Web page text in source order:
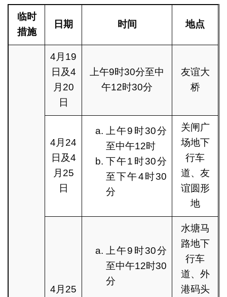
临时
措施
日期 时间 地点
4月19
日及4
月20
日
上午9时30分至中
午12时30分
友谊大
桥
4月24
日及4
月25
日
上午9时30分
至中午12时
下午1时30分
至下午4时30
分
关闸广
场地下
行车
道、友
谊圆形
地
4月25
上午9时30分
至中午12时30
分
水塘马
路地下
行车
道、外
港码头